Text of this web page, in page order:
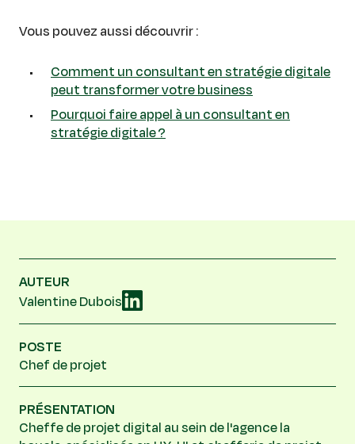
Vous pouvez aussi découvrir :
Comment un consultant en stratégie digitale
peut transformer votre business
Pourquoi faire appel à un consultant en
stratégie digitale ?
AUTEUR
Valentine Dubois
POSTE
Chef de projet
PRÉSENTATION
Cheffe de projet digital au sein de l'agence la